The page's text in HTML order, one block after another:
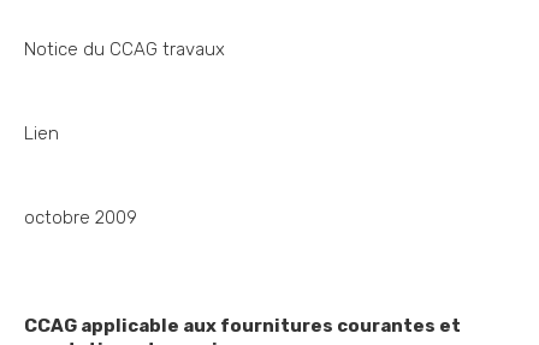
Notice du CCAG travaux
Lien
octobre 2009
CCAG applicable aux fournitures courantes et